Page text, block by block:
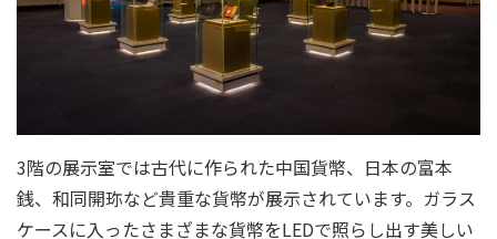
3階の展示室では古代に作られた中国貨幣、日本の富本
銭、和同開珎など貴重な貨幣が展示されています。ガラス
ケースに入ったさまざまな貨幣をLEDで照らし出す美しい